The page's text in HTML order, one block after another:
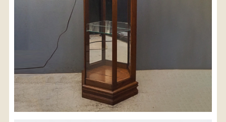
送料ランク
配送料金(税込)